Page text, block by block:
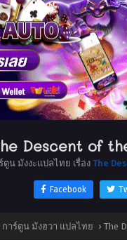
Descent of
ตูน มังงะแปลไทย เรื่อง The
Facebook
าร์ตูน มังฮวา แปลไทย › The